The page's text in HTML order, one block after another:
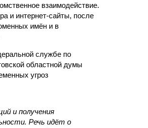
взаимодействие.
и интернет-сайты, после
имён и в
службе по
областной думы
угроз
и получения
Речь идёт о